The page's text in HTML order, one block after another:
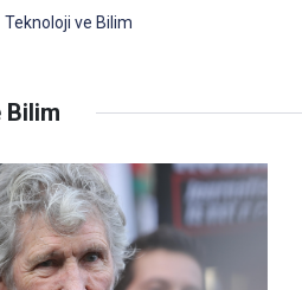
Teknoloji ve Bilim
Bilim